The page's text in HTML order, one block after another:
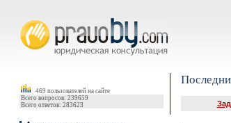
469 пользователей на сайте
Всего вопросов: 239659
Всего ответов: 283623